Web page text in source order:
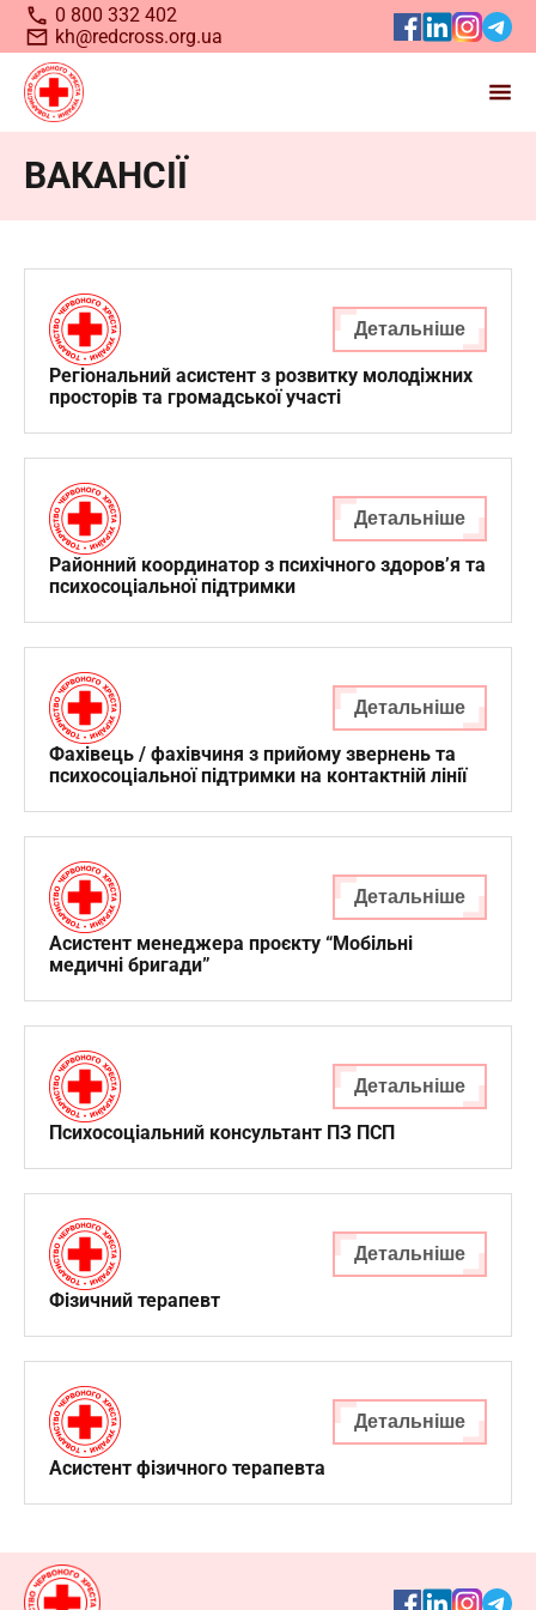
0 800 332 402
kh@redcross.org.ua
ВАКАНСІЇ
Детальніше
Регіональний асистент з розвитку молодіжних
просторів та громадської участі
Детальніше
Районний координатор з психічного здоров’я та
психосоціальної підтримки
Детальніше
Фахівець / фахівчиня з прийому звернень та
психосоціальної підтримки на контактній лінії
Детальніше
Асистент менеджера проєкту “Мобільні
медичні бригади”
Детальніше
Психосоціальний консультант ПЗ ПСП
Детальніше
Фізичний терапевт
Детальніше
Асистент фізичного терапевта
Станьте волонтером
УкраїнськогоЧервоного
Хреста
Запрошуємо всіх, хто бажає долучитися до нашої
команди. Відтепер реєстрація кандидатів у
волонтери